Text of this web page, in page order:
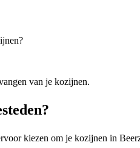
van je kozijnen.
kiezen om je kozijnen in